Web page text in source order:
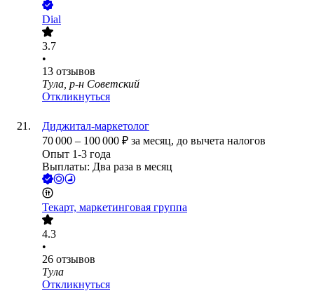
Dial
3.7
•
13 отзывов
Тула, р-н Советский
Откликнуться
Диджитал-маркетолог
70 000 – 100 000 ₽ за месяц, до вычета налогов
Опыт 1-3 года
Выплаты: Два раза в месяц
Текарт, маркетинговая группа
4.3
•
26 отзывов
Тула
Откликнуться